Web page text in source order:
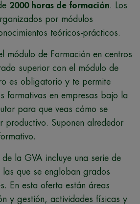
2000 horas de formación. Los
por módulos
teóricos-prácticos.
módulo de Formación en centros
superior con el módulo de
es obligatorio y te permite
formativas en empresas bajo la
para que veas cómo se
productivo. Suponen alrededor
de la GVA incluye una serie de
las que se engloban grados
En esta oferta están áreas
y gestión, actividades físicas y